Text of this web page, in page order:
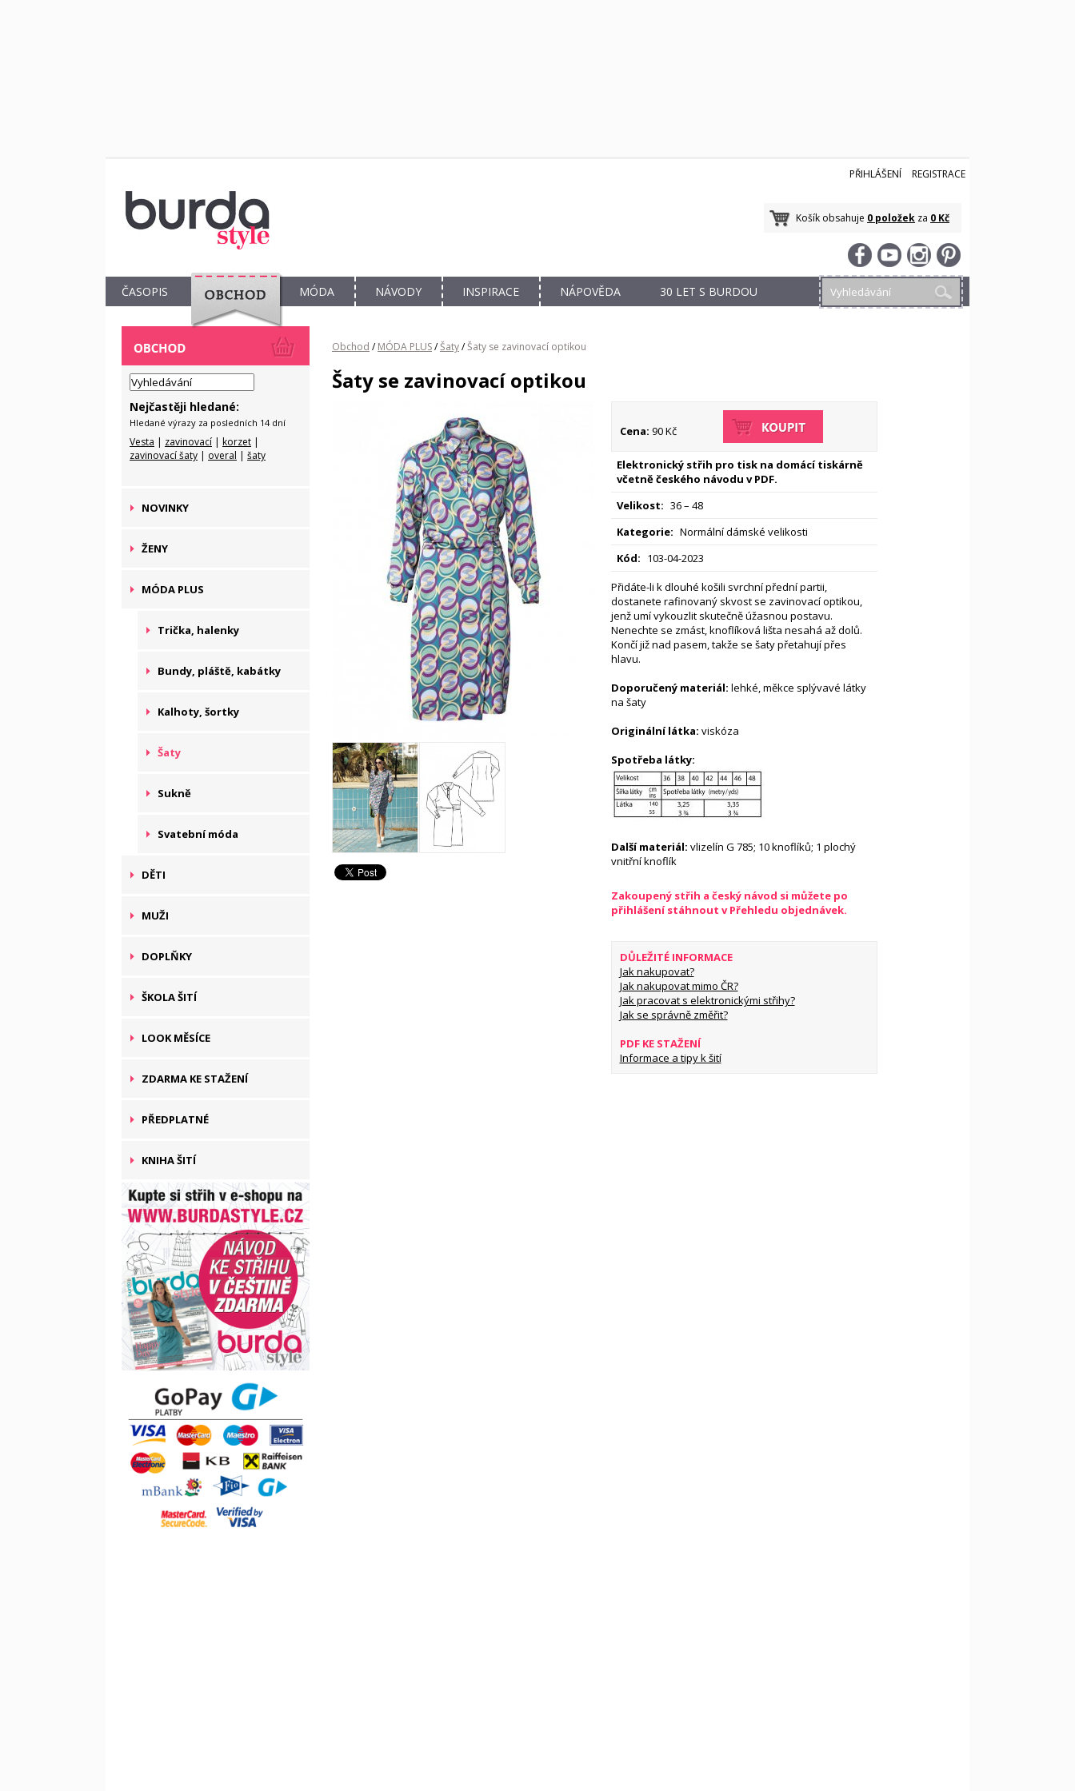
PŘIHLÁŠENÍ REGISTRACE
Košík obsahuje 0 položek za 0 Kč
ČASOPIS
OBCHOD
MÓDA NÁVODY INSPIRACE NÁPOVĚDA 30 LET S BURDOU
Nejčastěji hledané:
Hledané výrazy za posledních 14 dní
Vesta | zavinovací | korzet |
zavinovací šaty | overal | šaty
NOVINKY
ŽENY
MÓDA PLUS
Trička, halenky
Bundy, pláště, kabátky
Kalhoty, šortky
Šaty
Sukně
Svatební móda
DĚTI
MUŽI
DOPLŇKY
ŠKOLA ŠITÍ
LOOK MĚSÍCE
ZDARMA KE STAŽENÍ
PŘEDPLATNÉ
KNIHA ŠITÍ
Obchod / MÓDA PLUS/Šaty/Šaty se zavinovací optikou
Šaty se zavinovací optikou
Cena: 90 Kč
Elektronický střih pro tisk na domácí tiskárně
včetně českého návodu v PDF.
Velikost: 36 – 48
Kategorie: Normální dámské velikosti
Kód: 103-04-2023
Přidáte-li k dlouhé košili svrchní přední partii,
dostanete rafinovaný skvost se zavinovací optikou,
jenž umí vykouzlit skutečně úžasnou postavu.
Nenechte se zmást, knoflíková lišta nesahá až dolů.
Končí již nad pasem, takže se šaty přetahují přes
hlavu.
Doporučený materiál: lehké, měkce splývavé látky
na šaty
Originální látka: viskóza
Spotřeba látky:
Další materiál: vlizelín G 785; 10 knoflíků; 1 plochý
vnitřní knoflík
Zakoupený střih a český návod si můžete po
přihlášení stáhnout v Přehledu objednávek.
DŮLEŽITÉ INFORMACE
Jak nakupovat?
Jak nakupovat mimo ČR?
Jak pracovat s elektronickými střihy?
Jak se správně změřit?
PDF KE STAŽENÍ
Informace a tipy k šití